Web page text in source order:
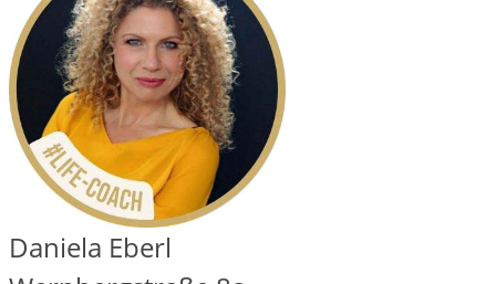
Daniela Eberl